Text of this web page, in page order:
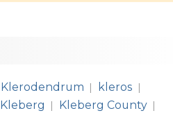
Klerodendrum | kleros |
Kleberg | Kleberg County |